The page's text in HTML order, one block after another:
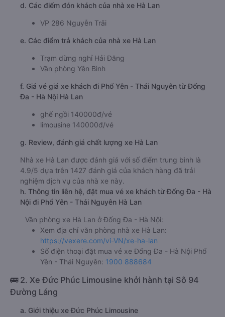
d. Các điểm đón khách của nhà xe Hà Lan
VP 286 Nguyễn Trãi
e. Các điểm trả khách của nhà xe Hà Lan
Trạm dừng nghỉ Hải Đăng
Văn phòng Yên Bình
f. Giá vé giá xe khách đi Phổ Yên - Thái Nguyên từ Đống
Đa - Hà Nội Hà Lan
ghế ngồi 140000đ/vé
limousine 140000đ/vé
g. Review, đánh giá chất lượng xe Hà Lan
Nhà xe Hà Lan được đánh giá với số điểm trung bình là
4.9/5 dựa trên 1427 đánh giá của khách hàng đã trải
nghiệm dịch vụ của nhà xe này.
h. Thông tin liên hệ, đặt mua vé xe khách từ Đống Đa - Hà
Nội đi Phổ Yên - Thái Nguyên Hà Lan
Văn phòng xe Hà Lan ở Đống Đa - Hà Nội:
Xem địa chỉ văn phòng nhà xe Hà Lan:
https://vexere.com/vi-VN/xe-ha-lan
Số điện thoại đặt mua vé xe Đống Đa - Hà Nội Phổ
Yên - Thái Nguyên: 1900 888684
🚌 2. Xe Đức Phúc Limousine khởi hành tại Sô 94
Đường Láng
a. Giới thiệu xe Đức Phúc Limousine